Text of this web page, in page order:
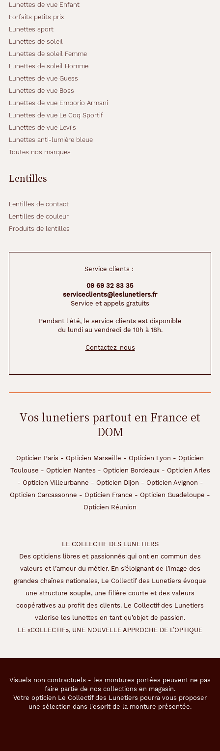
Lunettes de vue Enfant
Forfaits petits prix
Lunettes sport
Lunettes de soleil
Lunettes de soleil Femme
Lunettes de soleil Homme
Lunettes de vue Guess
Lunettes de vue Boss
Lunettes de vue Emporio Armani
Lunettes de vue Le Coq Sportif
Lunettes de vue Levi's
Lunettes anti-lumière bleue
Toutes nos marques
Lentilles
Lentilles de contact
Lentilles de couleur
Produits de lentilles
Service clients :
09 69 32 83 35
serviceclients@leslunetiers.fr
Service et appels gratuits
Pendant l'été, le service clients est disponible
du lundi au vendredi de 10h à 18h.
Contactez-nous
Vos lunetiers partout en France et
DOM
Opticien Paris - Opticien Marseille - Opticien Lyon - Opticien
Toulouse - Opticien Nantes - Opticien Bordeaux- Opticien Arles
- Opticien Villeurbanne - Opticien Dijon - Opticien Avignon -
Opticien Carcassonne - Opticien France - Opticien Guadeloupe -
Opticien Réunion
LE COLLECTIF DES LUNETIERS
Des opticiens libres et passionnés qui ont en commun des
valeurs et l’amour du métier. En s’éloignant de l’image des
grandes chaînes nationales, Le Collectif des Lunetiers évoque
une structure souple, une filière courte et des valeurs
coopératives au profit des clients. Le Collectif des Lunetiers
valorise les lunettes en tant qu’objet de passion.
LE «COLLECTIF», UNE NOUVELLE APPROCHE DE L’OPTIQUE
Visuels non contractuels - les montures portées peuvent ne pas
faire partie de nos collections en magasin.
Votre opticien Le Collectif des Lunetiers pourra vous proposer
une sélection dans l'esprit de la monture présentée.